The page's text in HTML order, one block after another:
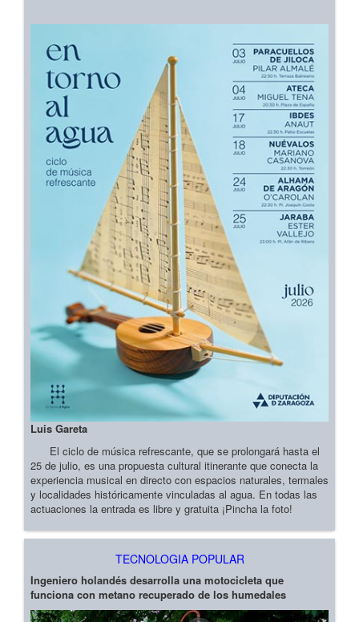
Luis Gareta
El ciclo de música refrescante, que se prolongará hasta el
25 de julio, es una propuesta cultural itinerante que conecta la
experiencia musical en directo con espacios naturales, termales
y localidades históricamente vinculadas al agua. En todas las
actuaciones la entrada es libre y gratuita ¡Pincha la foto!
TECNOLOGIA POPULAR
Ingeniero holandés desarrolla una motocicleta que
funciona con metano recuperado de los humedales